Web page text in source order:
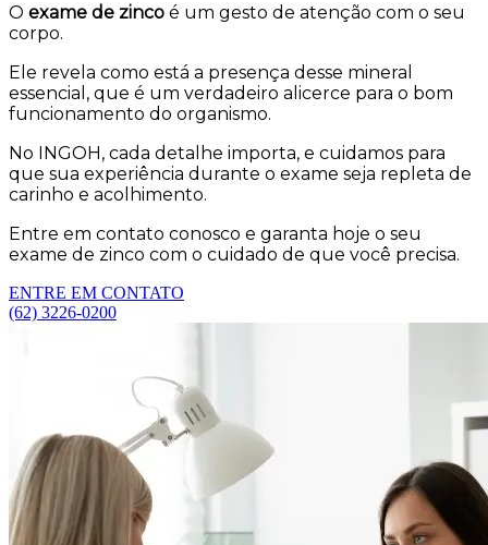
O exame de zinco é um gesto de atenção com o seu
corpo.
Ele revela como está a presença desse mineral
essencial, que é um verdadeiro alicerce para o bom
funcionamento do organismo.
No INGOH, cada detalhe importa, e cuidamos para
que sua experiência durante o exame seja repleta de
carinho e acolhimento.
Entre em contato conosco e garanta hoje o seu
exame de zinco com o cuidado de que você precisa.
ENTRE EM CONTATO
(62) 3226-0200